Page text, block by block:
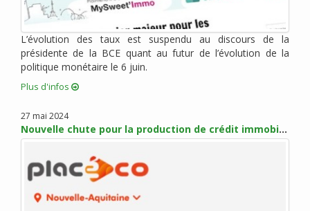
avril 2017 (1)
mars 2017 (7)
février 2017 (10)
janvier 2017 (4)
décembre 2016 (6)
novembre 2016 (7)
octobre 2016 (6)
août 2016 (2)
juillet 2016 (1)
juin 2016 (3)
L’évolution des taux est suspendu au discours de la
présidente de la BCE quant au futur de l’évolution de la
politique monétaire le 6 juin.
Plus d'infos
27 mai 2024
Nouvelle chute pour la production de crédit immobilier